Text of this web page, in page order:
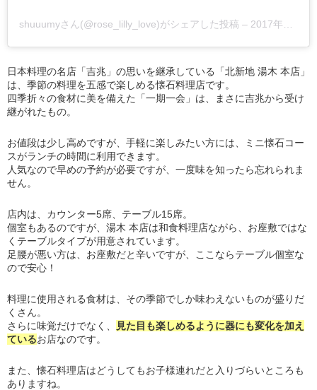
shuuumyさん(@rose_lilly_love)がシェアした投稿 – 2017年10月月21日午前5時03分PDT
日本料理の名店「吉兆」の思いを継承している「北新地 湯木 本店」
は、季節の料理を五感で楽しめる懐石料理店です。
四季折々の食材に美を備えた「一期一会」は、まさに吉兆から受け
継がれたもの。
お値段は少し高めですが、手軽に楽しみたい方には、ミニ懐石コー
スがランチの時間に利用できます。
人気なので早めの予約が必要ですが、一度味を知ったら忘れられま
せん。
店内は、カウンター5席、テーブル15席。
個室もあるのですが、湯木 本店は和食料理店ながら、お座敷ではな
くテーブルタイプが用意されています。
足腰が悪い方は、お座敷だと辛いですが、ここならテーブル個室な
ので安心！
料理に使用される食材は、その季節でしか味わえないものが盛りだ
くさん。
さらに味覚だけでなく、
見た目も楽しめるように器にも変化を加え
ているお店なのです。
また、懐石料理店はどうしてもお子様連れだと入りづらいところも
ありますね。